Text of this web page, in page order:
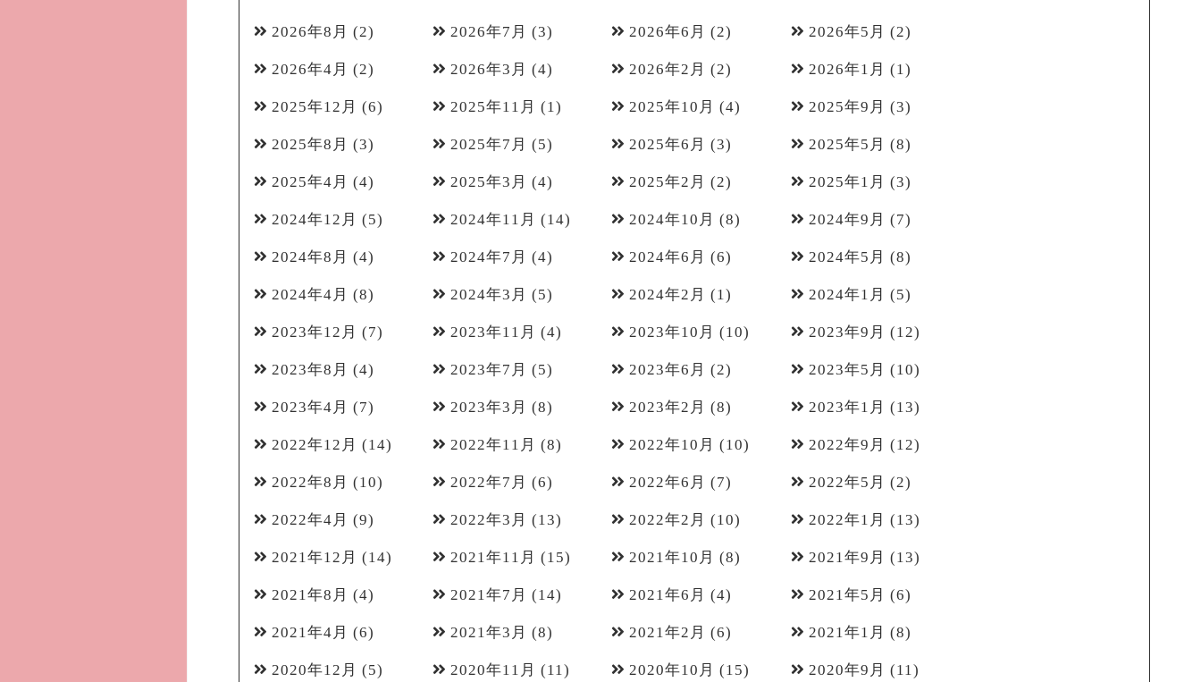
2026年8月 (2) 2026年7月 (3) 2026年6月 (2) 2026年5月 (2)
2026年4月 (2) 2026年3月 (4) 2026年2月 (2) 2026年1月 (1)
2025年12月 (6) 2025年11月 (1) 2025年10月 (4) 2025年9月 (3)
2025年8月 (3) 2025年7月 (5) 2025年6月 (3) 2025年5月 (8)
2025年4月 (4) 2025年3月 (4) 2025年2月 (2) 2025年1月 (3)
2024年12月 (5) 2024年11月 (14) 2024年10月 (8) 2024年9月 (7)
2024年8月 (4) 2024年7月 (4) 2024年6月 (6) 2024年5月 (8)
2024年4月 (8) 2024年3月 (5) 2024年2月 (1) 2024年1月 (5)
2023年12月 (7) 2023年11月 (4) 2023年10月 (10) 2023年9月 (12)
2023年8月 (4) 2023年7月 (5) 2023年6月 (2) 2023年5月 (10)
2023年4月 (7) 2023年3月 (8) 2023年2月 (8) 2023年1月 (13)
2022年12月 (14) 2022年11月 (8) 2022年10月 (10) 2022年9月 (12)
2022年8月 (10) 2022年7月 (6) 2022年6月 (7) 2022年5月 (2)
2022年4月 (9) 2022年3月 (13) 2022年2月 (10) 2022年1月 (13)
2021年12月 (14) 2021年11月 (15) 2021年10月 (8) 2021年9月 (13)
2021年8月 (4) 2021年7月 (14) 2021年6月 (4) 2021年5月 (6)
2021年4月 (6) 2021年3月 (8) 2021年2月 (6) 2021年1月 (8)
2020年12月 (5) 2020年11月 (11) 2020年10月 (15) 2020年9月 (11)